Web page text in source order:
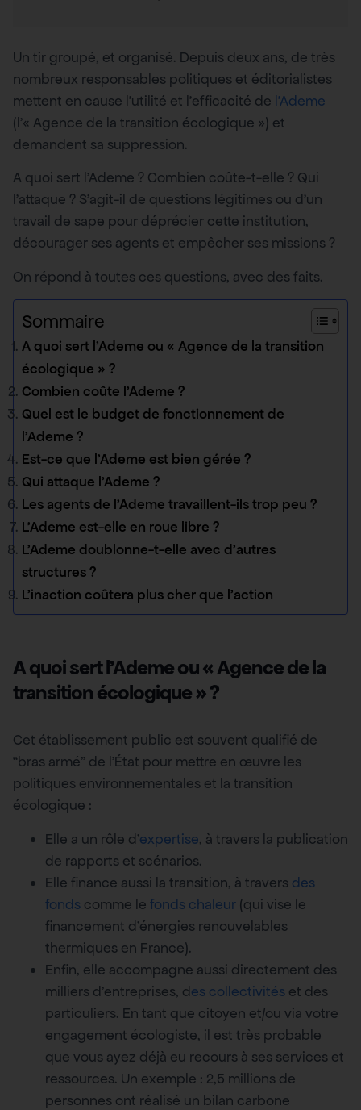
Un tir groupé, et organisé. Depuis deux ans, de très
nombreux responsables politiques et éditorialistes
mettent en cause l’utilité et l’efficacité de l’Ademe
(l’« Agence de la transition écologique ») et
demandent sa suppression.
A quoi sert l’Ademe ? Combien coûte-t-elle ? Qui
l’attaque ? S’agit-il de questions légitimes ou d’un
travail de sape pour déprécier cette institution,
décourager ses agents et empêcher ses missions ?
On répond à toutes ces questions, avec des faits.
Sommaire
A quoi sert l’Ademe ou « Agence de la transition
écologique » ?
Combien coûte l’Ademe ?
Quel est le budget de fonctionnement de
l’Ademe ?
Est-ce que l’Ademe est bien gérée ?
Qui attaque l’Ademe ?
Les agents de l’Ademe travaillent-ils trop peu ?
L’Ademe est-elle en roue libre ?
L’Ademe doublonne-t-elle avec d’autres
structures ?
L’inaction coûtera plus cher que l’action
A quoi sert l’Ademe ou « Agence de la
transition écologique » ?
Cet établissement public est souvent qualifié de
“bras armé” de l’État pour mettre en œuvre les
politiques environnementales et la transition
écologique :
Elle a un rôle d’expertise, à travers la publication
de rapports et scénarios.
Elle finance aussi la transition, à travers des
fonds comme le fonds chaleur (qui vise le
financement d’énergies renouvelables
thermiques en France).
Enfin, elle accompagne aussi directement des
milliers d’entreprises, des collectivités et des
particuliers. En tant que citoyen et/ou via votre
engagement écologiste, il est très probable
que vous ayez déjà eu recours à ses services et
ressources. Un exemple : 2,5 millions de
personnes ont réalisé un bilan carbone